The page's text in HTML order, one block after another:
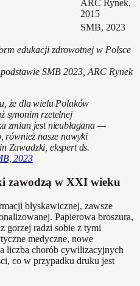
ARC Rynek,
2015
SMB, 2023
edukacji zdrowotnej w Polsce
SMB 2023, ARC Rynek
że dla wielu Polaków
synonim rzetelnej
zmian jest nieubłagana —
również nasze nawyki
Zawadzki, ekspert ds.
2023
zawodzą w XXI wieku
błyskawicznej, zawsze
Papierowa broszura,
gorzej radzi sobie z tymi
medyczne, nowe
liczba chorób cywilizacyjnych
co w przypadku druku jest